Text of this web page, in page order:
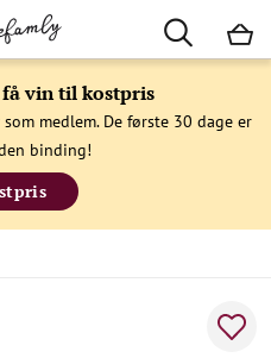
vin til kostpris
medlem. De første 30 dage er
binding!